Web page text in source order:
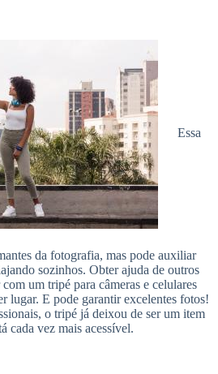
Essa
da fotografia, mas pode auxiliar
sozinhos. Obter ajuda de outros
um tripé para câmeras e celulares
lugar. E pode garantir excelentes fotos!
o tripé já deixou de ser um item
cada vez mais acessível.